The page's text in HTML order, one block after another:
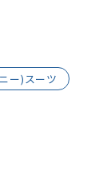
ー)スーツ